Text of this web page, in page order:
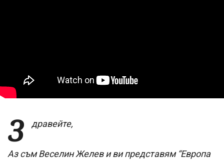
З дравейте,
Аз съм Веселин Желев и ви представям “Европа